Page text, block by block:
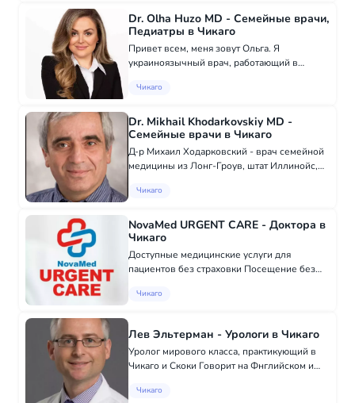
госпиталей....
Dr. Olha Huzo MD - Семейные врачи,
Педиатры в Чикаго
Привет всем, меня зовут Ольга. Я
украиноязычный врач, работающий в
вам, от маленьких до взрослых (семейная
подробной информ...
Чикаго
Dr. Mikhail Khodarkovskiy MD -
Семейные врачи в Чикаго
Д-р Михаил Ходарковский - врач семейной
медицины из Лонг-Гроув, штат Иллинойс,
районе. Практикует более 20 лет.
медицина,...
Чикаго
NovaMed URGENT CARE - Доктора в
Чикаго
Доступные медицинские услуги для
пациентов без страховки Посещение без
неотложная медицинская помощь для детей
Чикаго
Лев Эльтерман - Урологи в Чикаго
Уролог мирового класса, практикующий в
Чикаго и Скоки Говорит на Фнглийском и
Недержание мочи у женщин и тазовое
Чикаго